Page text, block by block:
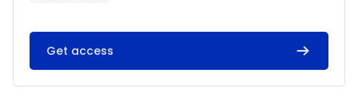
Get access